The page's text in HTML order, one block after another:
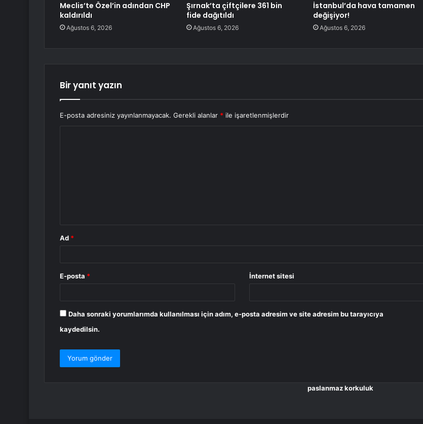
Meclis’te Özel’in adından CHP
kaldırıldı
Ağustos 6, 2026
Şırnak’ta çiftçilere 361 bin
fide dağıtıldı
Ağustos 6, 2026
İstanbul’da hava tamamen
değişiyor!
Ağustos 6, 2026
Bir yanıt yazın
E-posta adresiniz yayınlanmayacak. Gerekli alanlar * ile işaretlenmişlerdir
Ad *
E-posta * İnternet sitesi
Daha sonraki yorumlarımda kullanılması için adım, e-posta adresim ve site adresim bu tarayıcıya
kaydedilsin.
paslanmaz korkuluk